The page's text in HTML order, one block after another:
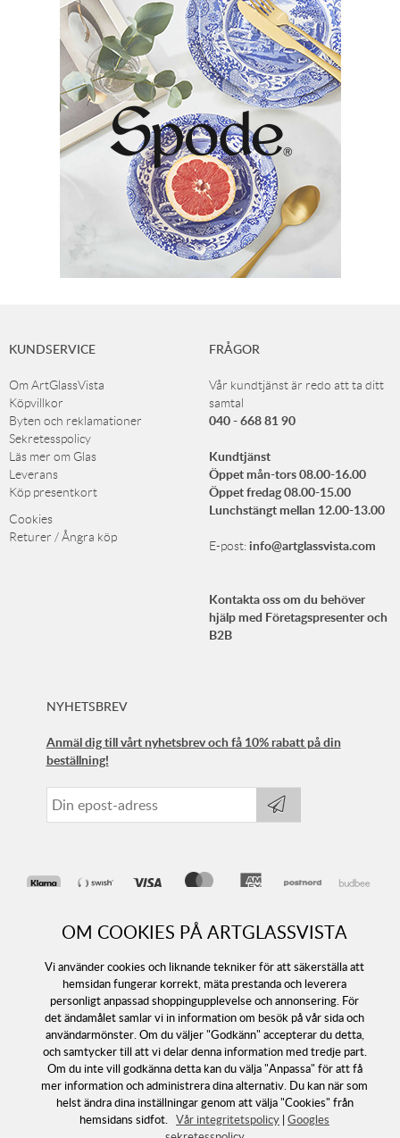
OM COOKIES PÅ ARTGLASSVISTA
Vi använder cookies och liknande tekniker för att säkerställa att
hemsidan fungerar korrekt, mäta prestanda och leverera
personligt anpassad shoppingupplevelse och annonsering. För
det ändamålet samlar vi in information om besök på vår sida och
användarmönster. Om du väljer "Godkänn" accepterar du detta,
och samtycker till att vi delar denna information med tredje part.
Om du inte vill godkänna detta kan du välja "Anpassa" för att få
mer information och administrera dina alternativ. Du kan när som
helst ändra dina inställningar genom att välja "Cookies" från
hemsidans sidfot. Vår integritetspolicy | Googles
KUNDSERVICE
Om ArtGlassVista
Köpvillkor
Byten och reklamationer
Sekretesspolicy
Läs mer om Glas
Leverans
Köp presentkort
Cookies
Returer / Ångra köp
FRÅGOR
Vår kundtjänst är redo att ta ditt
samtal
040 - 668 81 90
Kundtjänst
Öppet mån-tors 08.00-16.00
Öppet fredag 08.00-15.00
Lunchstängt mellan 12.00-13.00
E-post:info@artglassvista.com
Kontakta oss om du behöver
hjälp med Företagspresenter och
B2B
NYHETSBREV
Anmäl dig till vårt nyhetsbrev och få 10% rabatt på din
beställning!
Följ oss